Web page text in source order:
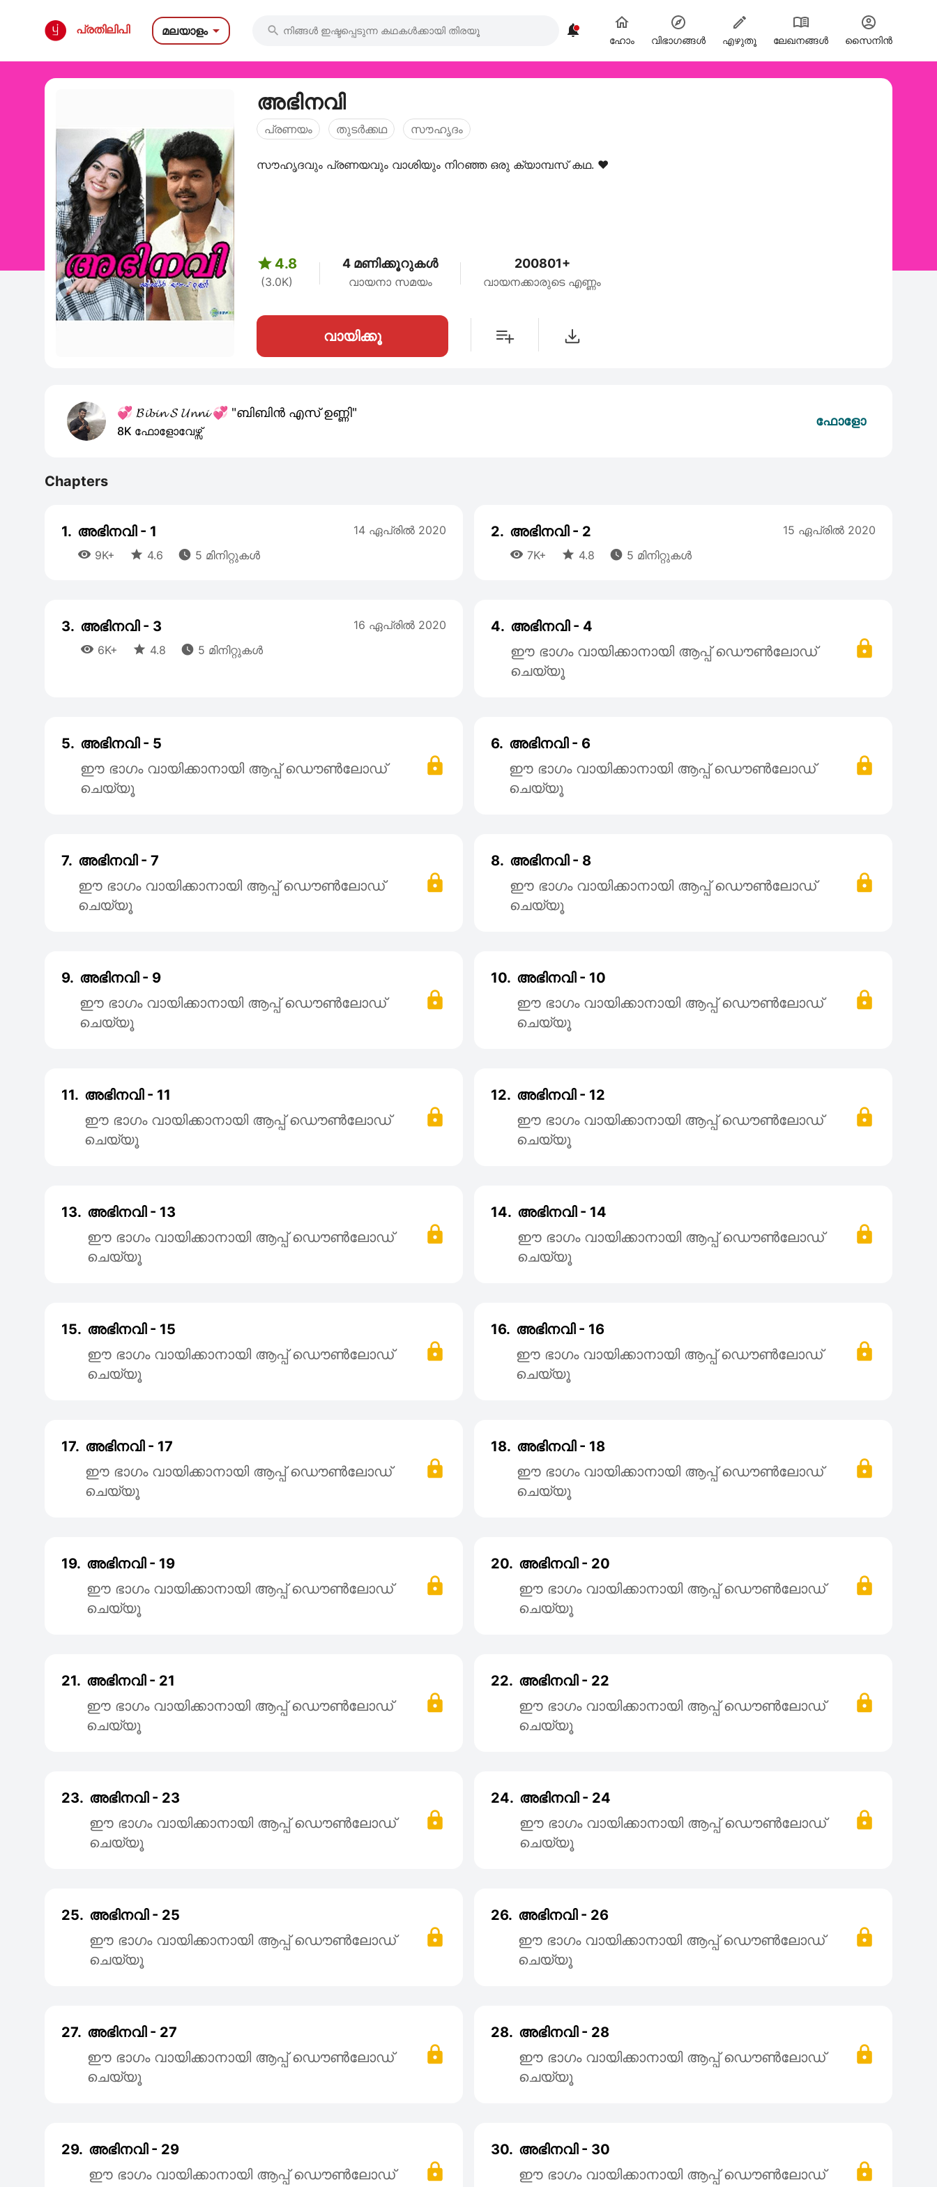
പ്രതിലിപി മലയാളം  
ഹോം വിഭാഗങ്ങള്‍ എഴുതൂ ലേഖനങ്ങൾ സൈനിന്‍
അഭിനവി
പ്രണയം തുടര്‍ക്കഥ സൗഹൃദം
സൗഹൃദവും പ്രണയവും വാശിയും നിറഞ്ഞ ഒരു ക്യാമ്പസ് കഥ. ❤️
 4.8
(3.0K)
4 മണിക്കൂറുകൾ
വായനാ സമയം
200801+
വായനക്കാരുടെ എണ്ണം
വായിക്കൂ
💞 𝓑𝓲𝓫𝓲𝓷 𝓢 𝓤𝓷𝓷𝓲 💞 "ബിബിൻ എസ് ഉണ്ണി"
8K ഫോളോവേഴ്സ്
ഫോളോ
Chapters
1. അഭിനവി - 1
 9K+  4.6  5 മിനിറ്റുകൾ
14 ഏപ്രില്‍ 2020 2. അഭിനവി - 2
 7K+  4.8  5 മിനിറ്റുകൾ
15 ഏപ്രില്‍ 2020
3. അഭിനവി - 3
 6K+  4.8  5 മിനിറ്റുകൾ
16 ഏപ്രില്‍ 2020 4. അഭിനവി - 4
ഈ ഭാഗം വായിക്കാനായി ആപ്പ് ഡൌൺലോഡ്
ചെയ്യൂ
5. അഭിനവി - 5
ഈ ഭാഗം വായിക്കാനായി ആപ്പ് ഡൌൺലോഡ്
ചെയ്യൂ
6. അഭിനവി - 6
ഈ ഭാഗം വായിക്കാനായി ആപ്പ് ഡൌൺലോഡ്
ചെയ്യൂ
7. അഭിനവി - 7
ഈ ഭാഗം വായിക്കാനായി ആപ്പ് ഡൌൺലോഡ്
ചെയ്യൂ
8. അഭിനവി - 8
ഈ ഭാഗം വായിക്കാനായി ആപ്പ് ഡൌൺലോഡ്
ചെയ്യൂ
9. അഭിനവി - 9
ഈ ഭാഗം വായിക്കാനായി ആപ്പ് ഡൌൺലോഡ്
ചെയ്യൂ
10. അഭിനവി - 10
ഈ ഭാഗം വായിക്കാനായി ആപ്പ് ഡൌൺലോഡ്
ചെയ്യൂ
11. അഭിനവി - 11
ഈ ഭാഗം വായിക്കാനായി ആപ്പ് ഡൌൺലോഡ്
ചെയ്യൂ
12. അഭിനവി - 12
ഈ ഭാഗം വായിക്കാനായി ആപ്പ് ഡൌൺലോഡ്
ചെയ്യൂ
13. അഭിനവി - 13
ഈ ഭാഗം വായിക്കാനായി ആപ്പ് ഡൌൺലോഡ്
ചെയ്യൂ
14. അഭിനവി - 14
ഈ ഭാഗം വായിക്കാനായി ആപ്പ് ഡൌൺലോഡ്
ചെയ്യൂ
15. അഭിനവി - 15
ഈ ഭാഗം വായിക്കാനായി ആപ്പ് ഡൌൺലോഡ്
ചെയ്യൂ
16. അഭിനവി - 16
ഈ ഭാഗം വായിക്കാനായി ആപ്പ് ഡൌൺലോഡ്
ചെയ്യൂ
17. അഭിനവി - 17
ഈ ഭാഗം വായിക്കാനായി ആപ്പ് ഡൌൺലോഡ്
ചെയ്യൂ
18. അഭിനവി - 18
ഈ ഭാഗം വായിക്കാനായി ആപ്പ് ഡൌൺലോഡ്
ചെയ്യൂ
19. അഭിനവി - 19
ഈ ഭാഗം വായിക്കാനായി ആപ്പ് ഡൌൺലോഡ്
ചെയ്യൂ
20. അഭിനവി - 20
ഈ ഭാഗം വായിക്കാനായി ആപ്പ് ഡൌൺലോഡ്
ചെയ്യൂ
21. അഭിനവി - 21
ഈ ഭാഗം വായിക്കാനായി ആപ്പ് ഡൌൺലോഡ്
ചെയ്യൂ
22. അഭിനവി - 22
ഈ ഭാഗം വായിക്കാനായി ആപ്പ് ഡൌൺലോഡ്
ചെയ്യൂ
23. അഭിനവി - 23
ഈ ഭാഗം വായിക്കാനായി ആപ്പ് ഡൌൺലോഡ്
ചെയ്യൂ
24. അഭിനവി - 24
ഈ ഭാഗം വായിക്കാനായി ആപ്പ് ഡൌൺലോഡ്
ചെയ്യൂ
25. അഭിനവി - 25
ഈ ഭാഗം വായിക്കാനായി ആപ്പ് ഡൌൺലോഡ്
ചെയ്യൂ
26. അഭിനവി - 26
ഈ ഭാഗം വായിക്കാനായി ആപ്പ് ഡൌൺലോഡ്
ചെയ്യൂ
27. അഭിനവി - 27
ഈ ഭാഗം വായിക്കാനായി ആപ്പ് ഡൌൺലോഡ്
ചെയ്യൂ
28. അഭിനവി - 28
ഈ ഭാഗം വായിക്കാനായി ആപ്പ് ഡൌൺലോഡ്
ചെയ്യൂ
29. അഭിനവി - 29
ഈ ഭാഗം വായിക്കാനായി ആപ്പ് ഡൌൺലോഡ്
30. അഭിനവി - 30
ഈ ഭാഗം വായിക്കാനായി ആപ്പ് ഡൌൺലോഡ്